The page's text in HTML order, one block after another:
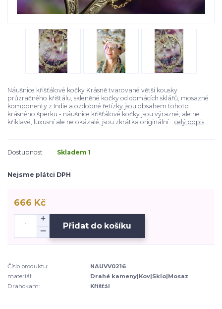
Náušnice křišťálové kočky Krásně tvarované větší kousky
průzračného křištálu, skleněné kočky od domácích sklářů, mosazné
komponenty z Indie a ozdobné řetízky jsou obsahem tohoto
krásného šperku - náušnice křišťálové kočky jsou výrazné, ale ne
křiklavé, luxusní ale ne okázalé, jsou zkrátka originální... celý popis
Dostupnost Skladem 1
Nejsme plátci DPH
666 Kč
Přidat do košíku
Číslo produktu:
NAUVV0216
materiál:
Drahé kameny|Kov|Sklo|Mosaz
Drahokam:
Křišťál